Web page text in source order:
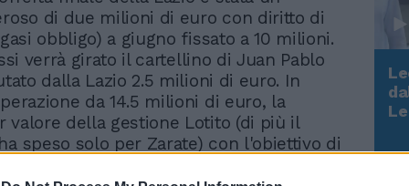
di due milioni di euro con diritto di
obbligo) a giugno fissato a 10 milioni.
verrà girato il cartellino di Juan Pablo
dalla Lazio 2.5 milioni di euro. In
da 14.5 milioni di euro, la
valore della gestione Lotito (di più il
speso solo per Zarate) con l'obiettivo di
Rudy Giuliani a Come States?
Trump, Meloni e la strategia
americana